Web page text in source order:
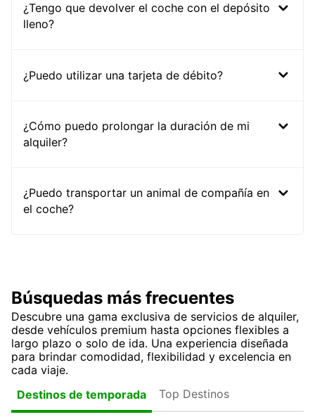
¿Tengo que devolver el coche con el depósito
lleno?
¿Puedo utilizar una tarjeta de débito?
¿Cómo puedo prolongar la duración de mi
alquiler?
¿Puedo transportar un animal de compañía en
el coche?
Búsquedas más frecuentes
Descubre una gama exclusiva de servicios de alquiler,
desde vehículos premium hasta opciones flexibles a
largo plazo o solo de ida. Una experiencia diseñada
para brindar comodidad, flexibilidad y excelencia en
cada viaje.
Destinos de temporada
Top Destinos